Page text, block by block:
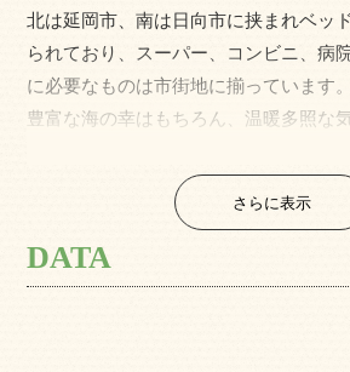
北は延岡市、南は日向市に挟まれベッ
られており、スーパー、コンビニ、病
に必要なものは市街地に揃っています。
豊富な海の幸はもちろん、温暖多照な
『乙島』をメインにキャンプや釣り、
アクティビティが盛んで、国の天然記
ズメの日本最大の繁殖地として研究の
ではバードウォッチングも楽しめます
さらに表示
DATA